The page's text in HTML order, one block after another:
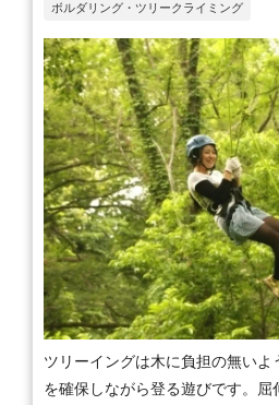
ボルダリング・ツリークライミング
ツリーイングは木に負担の無い
を確保しながら登る遊びです。屈